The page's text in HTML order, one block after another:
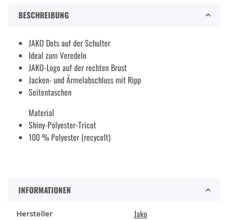
BESCHREIBUNG
JAKO Dots auf der Schulter
Ideal zum Veredeln
JAKO-Logo auf der rechten Brust
Jacken- und Ärmelabschluss mit Ripp
Seitentaschen
Material
Shiny-Polyester-Tricot
100 % Polyester (recycelt)
INFORMATIONEN
Hersteller Jako